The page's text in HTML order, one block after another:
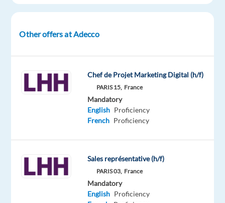
mission
Recruitment
Solutions,
en
intérim
spécialisé,
Other offers at Adecco
Chef de Projet Marketing Digital (h/f)
PARIS 15, France
Mandatory
English Proficiency
French Proficiency
Sales représentative (h/f)
PARIS 03, France
Mandatory
English Proficiency